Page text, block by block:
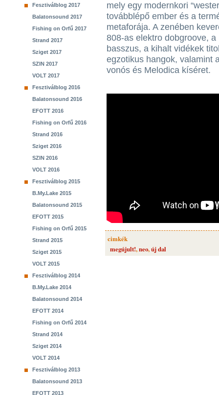
Fesztiválblog 2017
Balatonsound 2017
Fishing on Orfű 2017
Strand 2017
Sziget 2017
SZIN 2017
VOLT 2017
Fesztiválblog 2016
Balatonsound 2016
EFOTT 2016
Fishing on Orfű 2016
Strand 2016
Sziget 2016
SZIN 2016
VOLT 2016
Fesztiválblog 2015
B.My.Lake 2015
Balatonsound 2015
EFOTT 2015
Fishing on Orfű 2015
Strand 2015
Sziget 2015
VOLT 2015
Fesztiválblog 2014
B.My.Lake 2014
Balatonsound 2014
EFOTT 2014
Fishing on Orfű 2014
Strand 2014
Sziget 2014
VOLT 2014
Fesztiválblog 2013
Balatonsound 2013
EFOTT 2013
mely egy modernkori
továbblépő ember és a
metaforája. A zenében
808-as elektro dobgroove,
basszus, a kihalt vidékek
egzotikus hangok, valamint
vonós és Melodica kíséret.
cimkék
megújult!,neo,új dal